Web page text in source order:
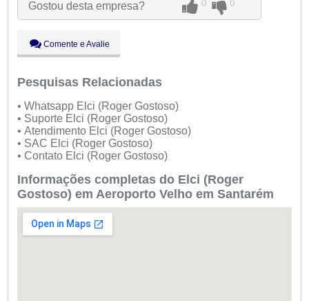
Qui:
09:00 - 18:00
Sáb:
Dom:
Fechado
Gostou desta empresa? 0 0
Comente e Avalie
Pesquisas Relacionadas
• Whatsapp Elci (Roger Gostoso)
• Suporte Elci (Roger Gostoso)
• Atendimento Elci (Roger Gostoso)
• SAC Elci (Roger Gostoso)
• Contato Elci (Roger Gostoso)
Informações completas do Elci (Roger
Gostoso) em Aeroporto Velho em Santarém